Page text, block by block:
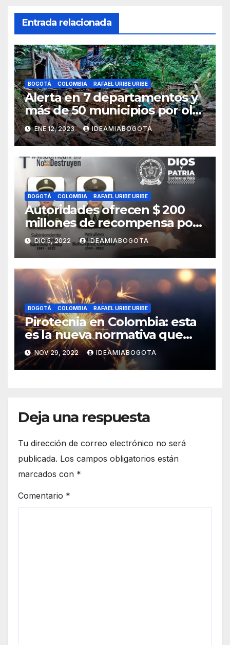
Entrada relacionada
BOGOTÁ COLOMBIA RAFAEL URIBE URIBE
Alerta en 7 departamentos y
más de 50 municipios por ola
invernal
ENE 12, 2023 IDEAMIABOGOTA
BOGOTÁ COLOMBIA RAFAEL URIBE URIBE
Autoridades ofrecen $ 200
millones de recompensa por
asesinato de dos policías en
Bosa, sur de Bogotá
DIC 5, 2022 IDEAMIABOGOTA
BOGOTÁ COLOMBIA RAFAEL URIBE URIBE
Pirotecnia en Colombia: esta
es la nueva normativa que
regula su uso y
comercialización
NOV 29, 2022 IDEAMIABOGOTA
Deja una respuesta
Tu dirección de correo electrónico no será
publicada. Los campos obligatorios están
marcados con *
Comentario *